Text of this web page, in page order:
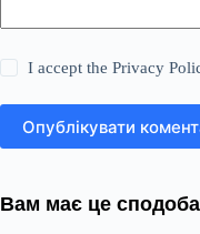
I accept thePrivacy
Опублікувати
Вам має це